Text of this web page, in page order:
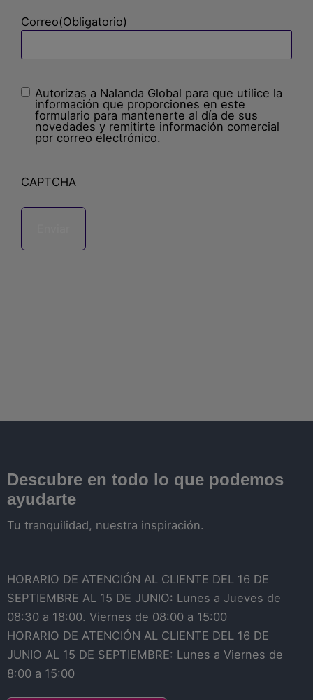
Correo(Obligatorio)
Sin
nombre(Obligatorio)
Autorizas a Nalanda Global para que utilice la
información que proporciones en este
formulario para mantenerte al día de sus
novedades y remitirte información comercial
por correo electrónico.
CAPTCHA
Descubre en todo lo que podemos
ayudarte
Tu tranquilidad, nuestra inspiración.
HORARIO DE ATENCIÓN AL CLIENTE DEL 16 DE
SEPTIEMBRE AL 15 DE JUNIO: Lunes a Jueves de
08:30 a 18:00. Viernes de 08:00 a 15:00
HORARIO DE ATENCIÓN AL CLIENTE DEL 16 DE
JUNIO AL 15 DE SEPTIEMBRE: Lunes a Viernes de
8:00 a 15:00